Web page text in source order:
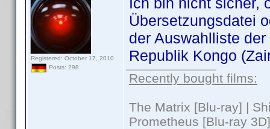
Registered: October 17, 2010
Posts: 298
Übersetzungsdatei
der Auswahlliste
Republik Kongo
Recently bought films:
The Matrix [Blu-ray] |
Prometheus [Blu-ray